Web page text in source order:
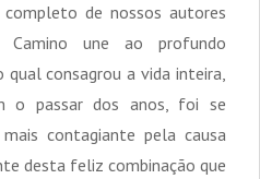
de nossos autores
Camino une ao profundo
consagrou a vida inteira,
o passar dos anos, foi se
contagiante pela causa
desta feliz combinação que